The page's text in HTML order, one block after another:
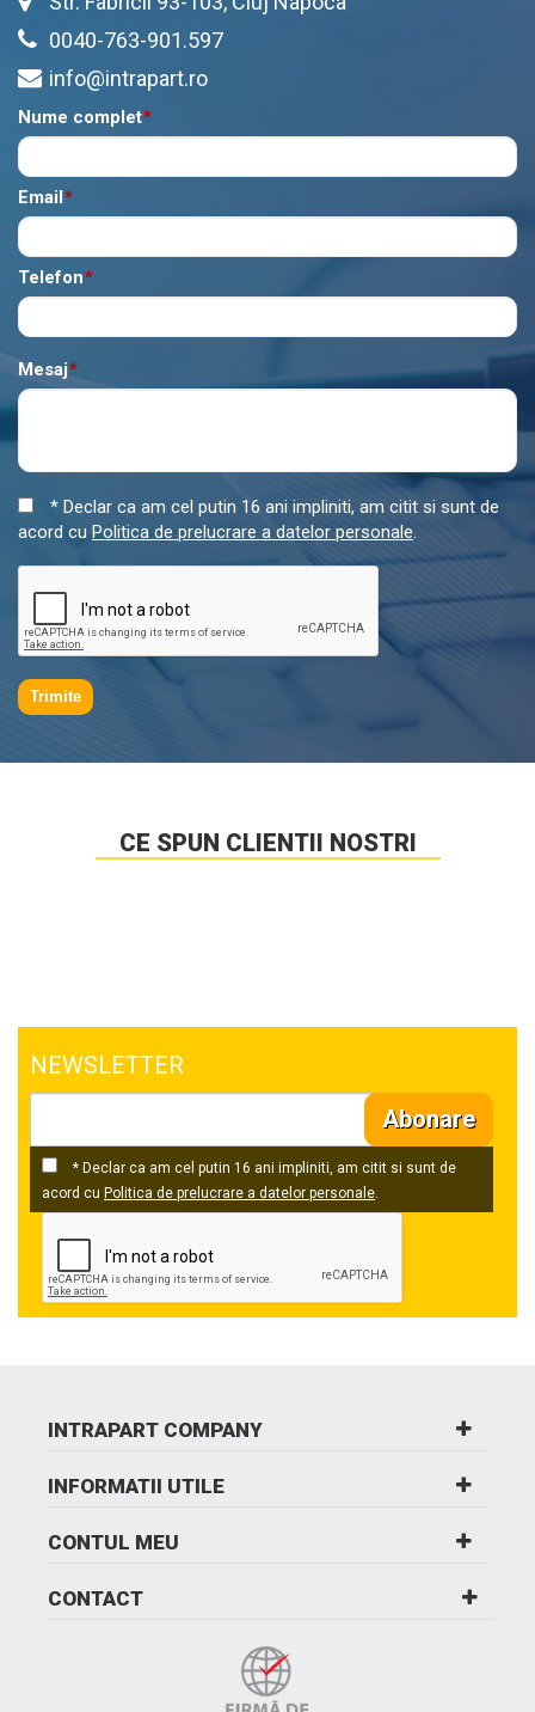
0040-763-901.597
info@intrapart.ro
*
Nume complet
*
Email
*
Telefon
*
Mesaj
* Declar ca am cel putin 16 ani impliniti, am citit si sunt de
acord cu Politica de prelucrare a datelor personale.
Trimite
CE SPUN CLIENTII NOSTRI
NEWSLETTER
Abonare
* Declar ca am cel putin 16 ani impliniti, am citit si sunt de
acord cu Politica de prelucrare a datelor personale.
INTRAPART COMPANY
INFORMATII UTILE
CONTUL MEU
CONTACT